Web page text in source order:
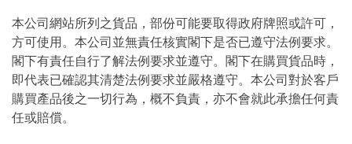
本公司網站所列之貨品，部份可能要取得政府牌照或許可，
方可使用。本公司並無責任核實閣下是否已遵守法例要求。
閣下有責任自行了解法例要求並遵守。閣下在購買貨品時，
即代表已確認其清楚法例要求並嚴格遵守。本公司對於客戶
購買產品後之一切行為，概不負責，亦不會就此承擔任何責
任或賠償。